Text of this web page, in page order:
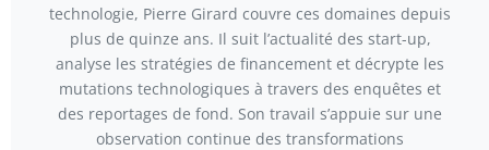
technologie, Pierre Girard couvre ces domaines depuis
plus de quinze ans. Il suit l’actualité des start-up,
analyse les stratégies de financement et décrypte les
mutations technologiques à travers des enquêtes et
des reportages de fond. Son travail s’appuie sur une
observation continue des transformations